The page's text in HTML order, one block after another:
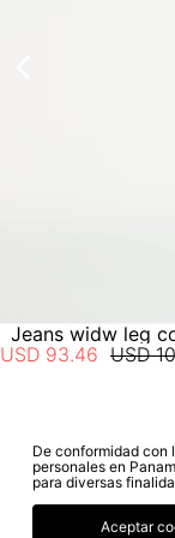
electrónico con la
estado de tu
Mis Pedidos” en
Jeans widw leg
USD
USD 93.46
SUSCRÍBETE
De conformidad con
personales en
para diversas
Aceptar